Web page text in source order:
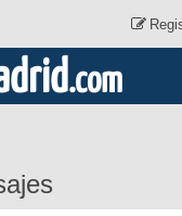
.com